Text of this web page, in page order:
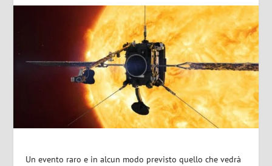
Un evento raro e in alcun modo previsto quello che vedrà